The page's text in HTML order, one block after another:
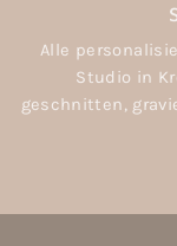
Alle
Studio in
geschnitten,